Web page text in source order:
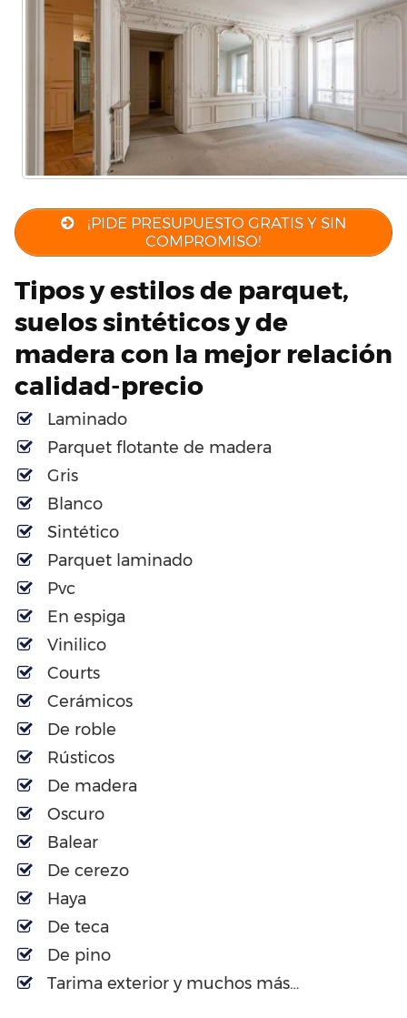
¡PIDE PRESUPUESTO GRATIS Y SIN
COMPROMISO!
Tipos y estilos de parquet,
suelos sintéticos y de
madera con la mejor relación
calidad-precio
Laminado
Parquet flotante de madera
Gris
Blanco
Sintético
Parquet laminado
Pvc
En espiga
Vinilico
Courts
Cerámicos
De roble
Rústicos
De madera
Oscuro
Balear
De cerezo
Haya
De teca
De pino
Tarima exterior y muchos más…